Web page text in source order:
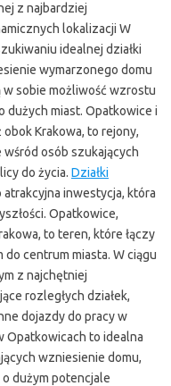
z najbardziej
lokalizacji W
idealnej działki
wymarzonego domu
w sobie możliwość wzrostu
dużych miast. Opatkowice i
Krakowa, to rejony,
osób szukających
do życia. Działki
inwestycja, która
Opatkowice,
to teren, które łączy
centrum miasta. W ciągu
z najchętniej
rozległych działek,
dojazdy do pracy w
Opatkowicach to idealna
wzniesienie domu,
dużym potencjale